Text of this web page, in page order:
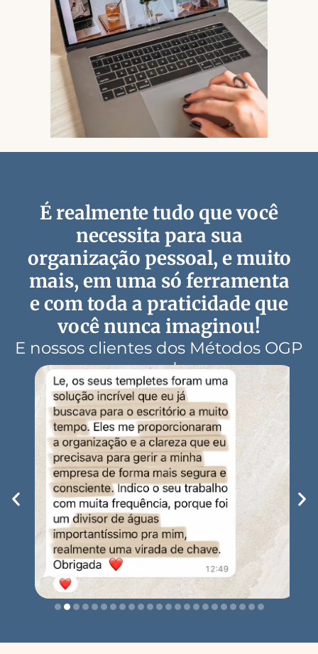
É realmente tudo que você
necessita para sua
organização pessoal, e muito
mais, em uma só ferramenta
e com toda a praticidade que
você nunca imaginou!
E nossos clientes dos Métodos OGP
concordam: